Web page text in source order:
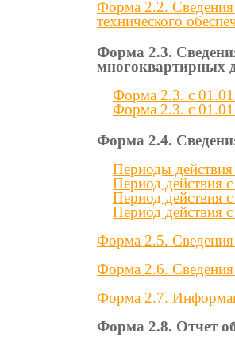
Форма 2.2. Сведения
технического
Форма 2.3.
многоквартирных
Форма 2.3. с
Форма 2.3. с
Форма 2.4.
Периоды
Период действия
Период действия
Период действия
Форма 2.5.
Форма 2.6. Сведения
Форма 2.7.
Форма 2.8. Отчет